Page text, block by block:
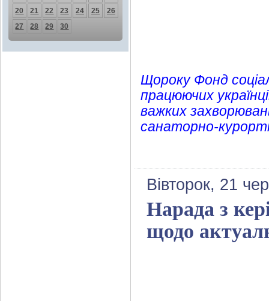
20
21 22 23 24 25
26
27
28 29 30
Щороку Фонд
працюючих
важких
санаторно-
Вівторок, 21
Нарада з
щодо